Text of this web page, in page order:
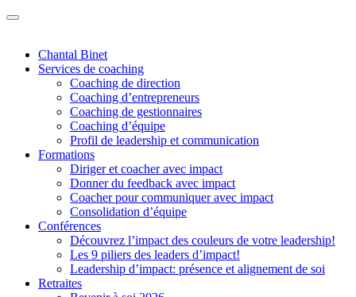
Chantal Binet
Services de coaching
Coaching de direction
Coaching d’entrepreneurs
Coaching de gestionnaires
Coaching d’équipe
Profil de leadership et communication
Formations
Diriger et coacher avec impact
Donner du feedback avec impact
Coacher pour communiquer avec impact
Consolidation d’équipe
Conférences
Découvrez l’impact des couleurs de votre leadership!
Les 9 piliers des leaders d’impact!
Leadership d’impact: présence et alignement de soi
Retraites